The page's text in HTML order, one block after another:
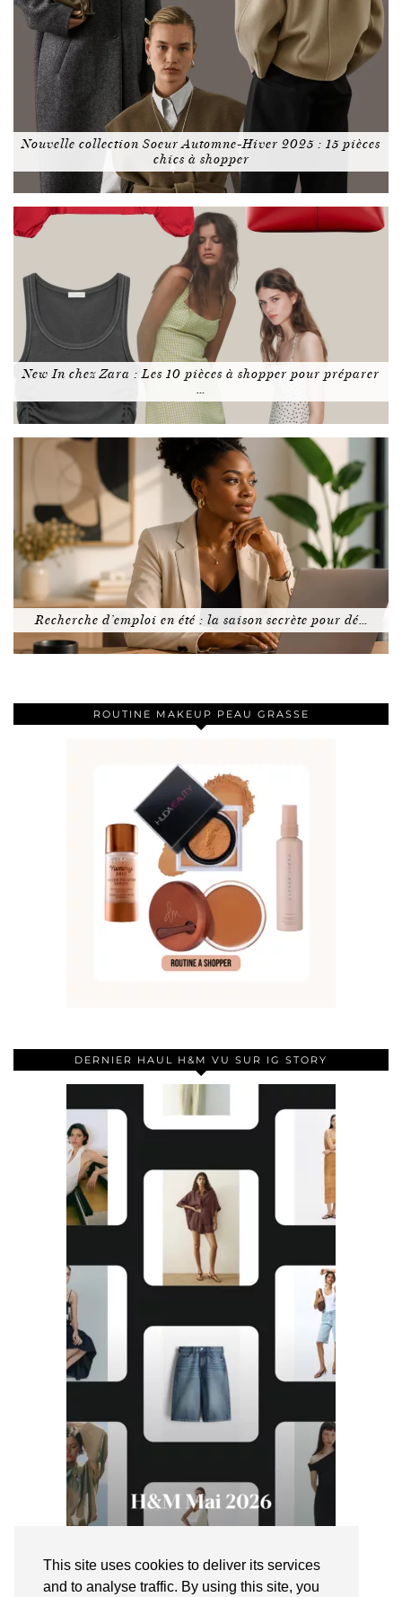
This site uses cookies to deliver its services
and to analyse traffic. By using this site, you
Nouvelle collection Soeur Automne-Hiver 2025 : 15 pièces
chics à shopper
New In chez Zara : Les 10 pièces à shopper pour préparer
…
Recherche d’emploi en été : la saison secrète pour dé…
ROUTINE MAKEUP PEAU GRASSE
DERNIER HAUL H&M VU SUR IG STORY